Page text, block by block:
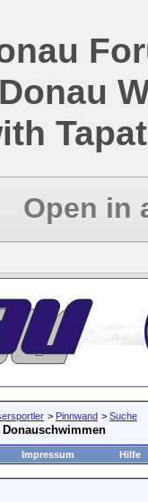
Donau
Open in
> Pinnwand > Suche
Impressum Hilfe